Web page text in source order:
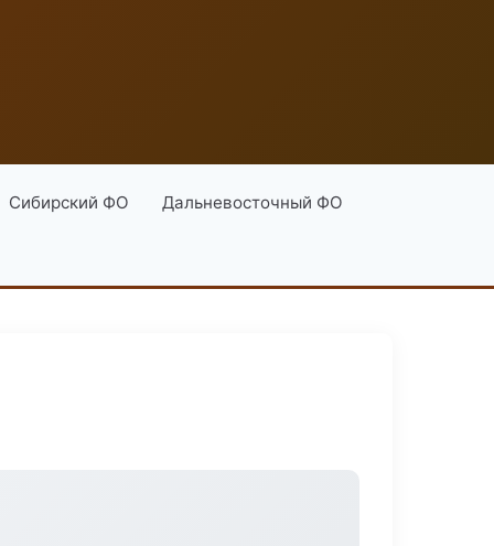
Сибирский ФО Дальневосточный ФО